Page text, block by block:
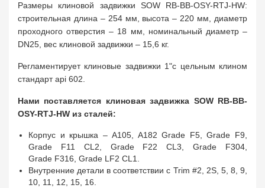
Размеры клиновой задвижки SOW RB-BB-OSY-RTJ-HW:
строительная длина – 254 мм, высота – 220 мм, диаметр
проходного отверстия – 18 мм, номинальный диаметр –
DN25, вес клиновой задвижки – 15,6 кг.
Регламентирует клиновые задвижки 1"с цельным клином
стандарт api 602.
Нами поставляется клиновая задвижка SOW RB-BB-
OSY-RTJ-HW из сталей:
Корпус и крышка – A105, A182 Grade F5, Grade F9,
Grade F11 CL2, Grade F22 CL3, Grade F304,
Grade F316, Grade LF2 CL1.
Внутренние детали в соответствии с Trim #2, 2S, 5, 8, 9,
10, 11, 12, 15, 16.